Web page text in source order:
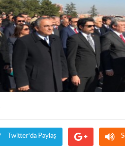
Twitter'da Paylaş